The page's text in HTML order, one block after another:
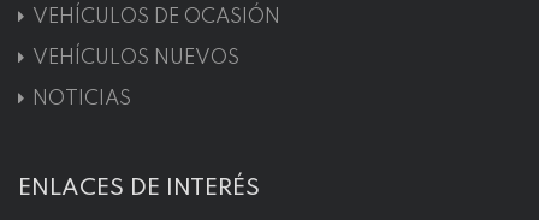
VEHÍCULOS DE OCASIÓN
VEHÍCULOS NUEVOS
NOTICIAS
ENLACES DE INTERÉS